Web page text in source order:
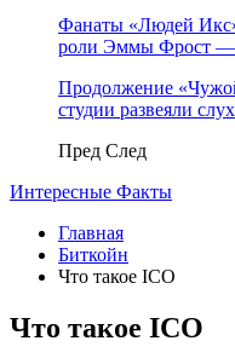
Фанаты «Людей
роли Эммы Фрост
Продолжение
студии развеяли
Пред След
Интересные Факты
Главная
Биткойн
Что такое ICO
Что такое ICO